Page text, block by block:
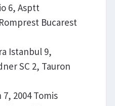
6, Asptt
Bucarest
Istanbul 9,
SC 2, Tauron
7, 2004 Tomis